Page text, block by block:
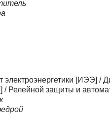
электроэнергетики [ИЭЭ] /
/ Релейной защиты и